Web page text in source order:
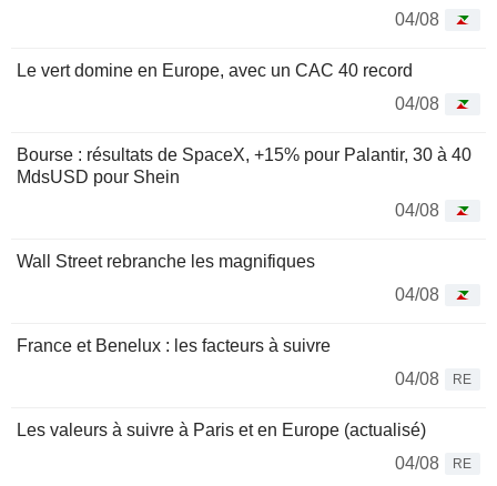
04/08
Le vert domine en Europe, avec un CAC 40 record
04/08
Bourse : résultats de SpaceX, +15% pour Palantir, 30 à 40
MdsUSD pour Shein
04/08
Wall Street rebranche les magnifiques
04/08
France et Benelux : les facteurs à suivre
04/08
RE
Les valeurs à suivre à Paris et en Europe (actualisé)
04/08
RE